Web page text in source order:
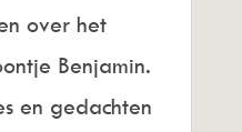
over het
Benjamin.
en gedachten